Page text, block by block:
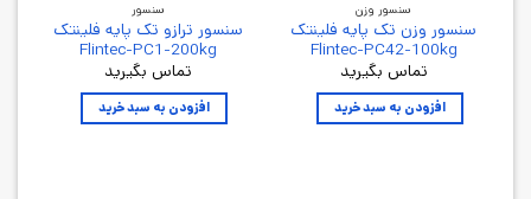
سنسور وزن
سنسور وزن تک پایه فلینتک
Flintec-PC42-100kg
تماس بگیرید
افزودن به سبد خرید
سنسور
سنسور ترازو تک پایه فلینتک
Flintec-PC1-200kg
تماس بگیرید
افزودن به سبد خرید